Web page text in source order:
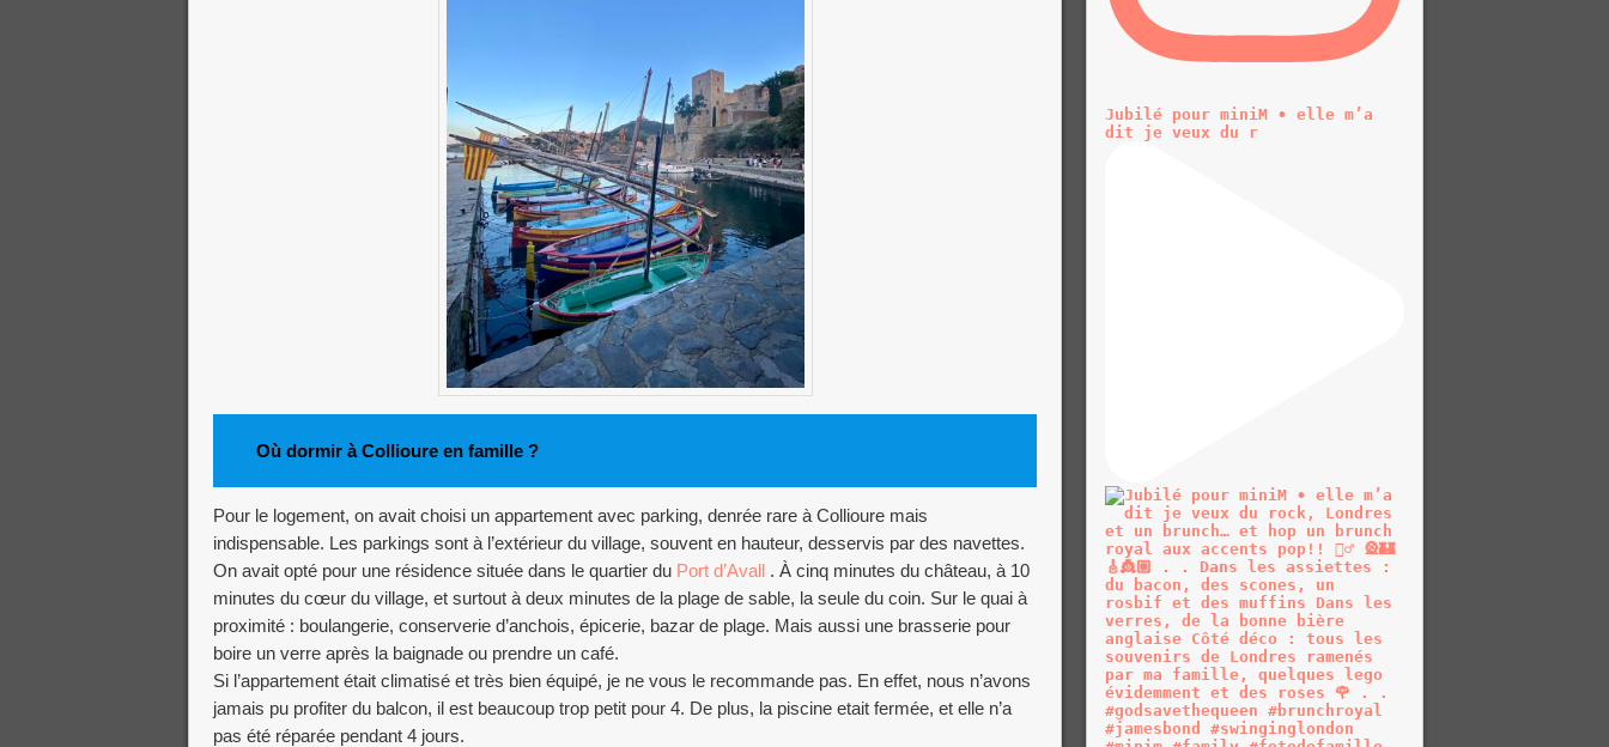
Où dormir à Collioure en famille ?
Pour le logement, on avait choisi un appartement avec parking, denrée rare à Collioure mais
indispensable. Les parkings sont à l’extérieur du village, souvent en hauteur, desservis par des navettes.
On avait opté pour une résidence située dans le quartier du Port d’Avall . À cinq minutes du château, à 10
minutes du cœur du village, et surtout à deux minutes de la plage de sable, la seule du coin. Sur le quai à
proximité : boulangerie, conserverie d’anchois, épicerie, bazar de plage. Mais aussi une brasserie pour
boire un verre après la baignade ou prendre un café.
Si l’appartement était climatisé et très bien équipé, je ne vous le recommande pas. En effet, nous n’avons
jamais pu profiter du balcon, il est beaucoup trop petit pour 4. De plus, la piscine etait fermée, et elle n’a
pas été réparée pendant 4 jours.
Jubilé pour miniM • elle m’a
dit je veux du r